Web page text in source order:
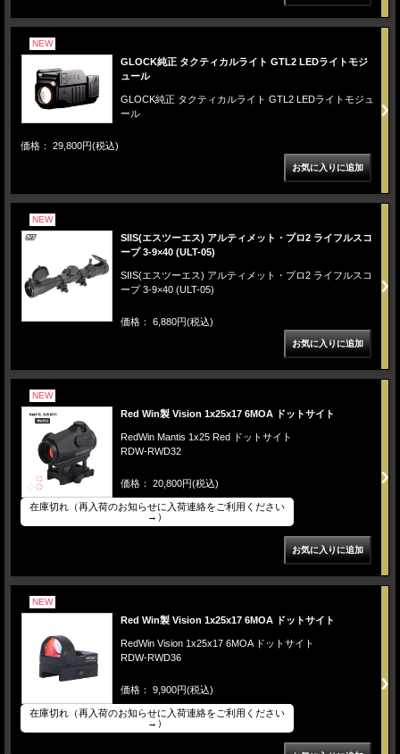
NEW
GLOCK純正 タクティカルライト GTL2 LEDライトモジ
ュール
GLOCK純正 タクティカルライト GTL2 LEDライトモジュ
ール
価格： 29,800円(税込)
NEW
SIIS(エスツーエス) アルティメット・プロ2 ライフルスコ
ープ 3-9×40 (ULT-05)
SIIS(エスツーエス) アルティメット・プロ2 ライフルスコ
ープ 3-9×40 (ULT-05)
価格： 6,880円(税込)
NEW
Red Win製 Vision 1x25x17 6MOA ドットサイト
RedWin Mantis 1x25 Red ドットサイト
RDW-RWD32
価格： 20,800円(税込)
在庫切れ（再入荷のお知らせに入荷連絡をご利用ください
→）
NEW
Red Win製 Vision 1x25x17 6MOA ドットサイト
RedWin Vision 1x25x17 6MOA ドットサイト
RDW-RWD36
価格： 9,900円(税込)
在庫切れ（再入荷のお知らせに入荷連絡をご利用ください
→）